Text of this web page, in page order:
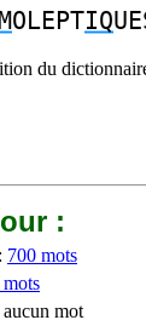
OLEPTIQ
du
:
700 mots
mot